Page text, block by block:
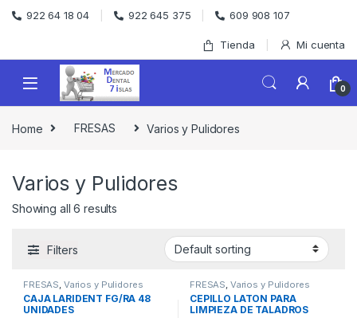
Skip to navigation
Skip to content
922 64 18 04 922 645 375 609 908 107
Tienda Mi cuenta
0
Home FRESAS Varios y Pulidores
Varios y Pulidores
Showing all 6 results
Filters
FRESAS Varios y Pulidores
CAJA LARIDENT FG/RA 48
UNIDADES
FRESAS Varios y Pulidores
CEPILLO LATON PARA
LIMPIEZA DE TALADROS